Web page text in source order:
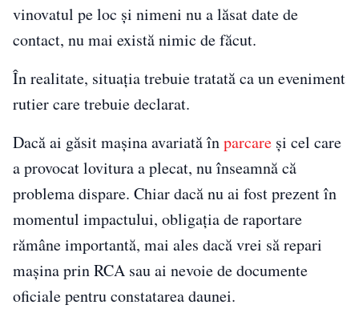
vinovatul pe loc și nimeni nu a lăsat date de
contact, nu mai există nimic de făcut.
În realitate, situația trebuie tratată ca un eveniment
rutier care trebuie declarat.
Dacă ai găsit mașina avariată înparcare și cel care
a provocat lovitura a plecat, nu înseamnă că
problema dispare. Chiar dacă nu ai fost prezent în
momentul impactului, obligația de raportare
rămâne importantă, mai ales dacă vrei să repari
mașina prin RCA sau ai nevoie de documente
oficiale pentru constatarea daunei.